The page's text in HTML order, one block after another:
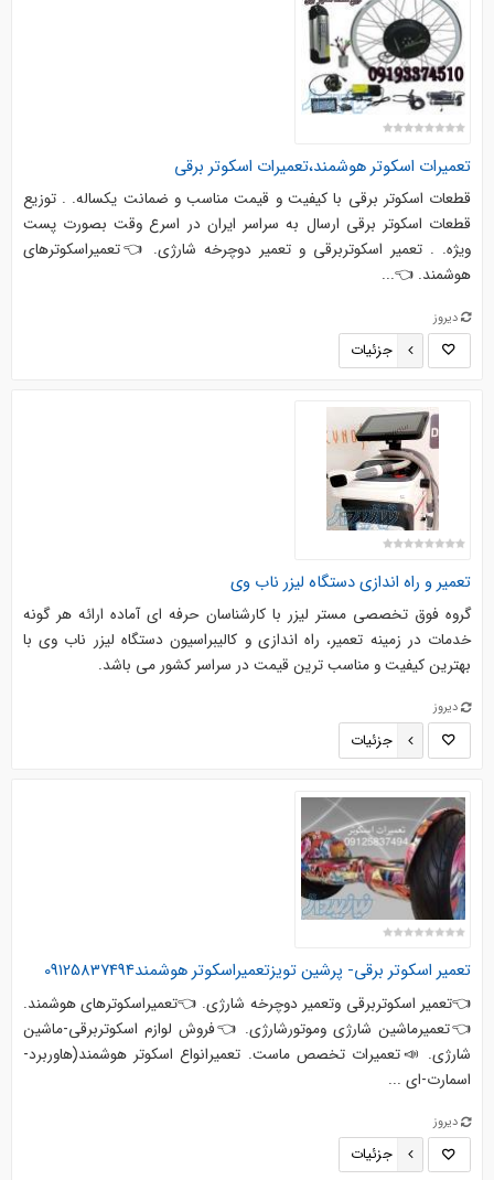
تعمیرات اسکوتر هوشمند،تعمیرات اسکوتر برقی
قطعات اسکوتر برقی با کیفیت و قیمت مناسب و ضمانت یکساله. . توزیع
قطعات اسکوتر برقی ارسال به سراسر ایران در اسرع وقت بصورت پست
ویژه. . تعمیر اسکوتربرقی و تعمیر دوچرخه شارژی. 👈تعمیراسکوترهای
هوشمند. 👈...
دیروز
جزئیات
تعمیر و راه اندازی دستگاه لیزر ناب وی
گروه فوق تخصصی مستر لیزر با کارشناسان حرفه ای آماده ارائه هر گونه
خدمات در زمینه تعمیر، راه اندازی و کالیبراسیون دستگاه لیزر ناب وی با
بهترین کیفیت و مناسب ترین قیمت در سراسر کشور می باشد.
دیروز
جزئیات
تعمیر اسکوتر برقی- پرشین تویزتعمیراسکوتر هوشمند09125837494
👈تعمیر اسکوتربرقی وتعمیر دوچرخه شارژی. 👈تعمیراسکوترهای هوشمند.
👈تعمیرماشین شارژی وموتورشارژی. 👈فروش لوازم اسکوتربرقی-ماشین
شارژی. 📣تعمیرات تخصص ماست. تعمیرانواع اسکوتر هوشمند(هاوربرد-
اسمارت-ای ...
دیروز
جزئیات